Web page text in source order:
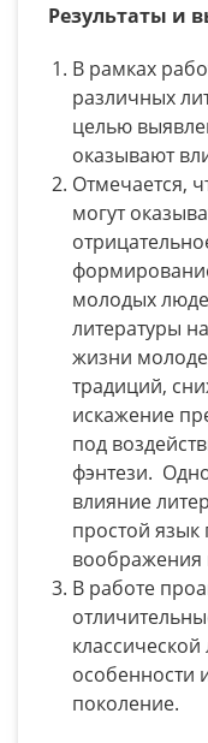
Результаты и
В рамках
различных
целью
оказывают
Отмечается,
могут
молодых
литературы
жизни
традиций,
искажение
под
фэнтези.
влияние
простой язык
воображения
В работе
особенности
поколение.